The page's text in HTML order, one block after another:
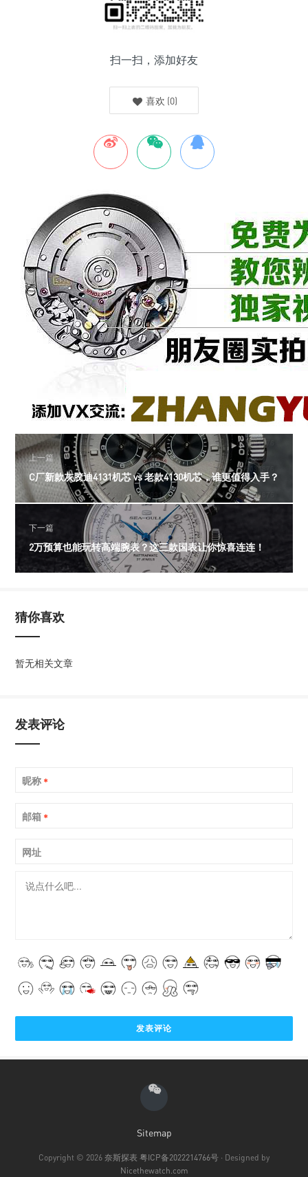
扫一扫，添加好友
喜欢 (0)
上一篇
C厂新款灰胶迪4131机芯 vs 老款4130机芯，谁更值得入手？
下一篇
2万预算也能玩转高端腕表？这三款国表让你惊喜连连！
猜你喜欢
暂无相关文章
发表评论
昵称 *
邮箱 *
网址
Sitemap
Copyright © 2026 奈斯探表 粤ICP备2022214766号 · Designed by
Nicethewatch.com